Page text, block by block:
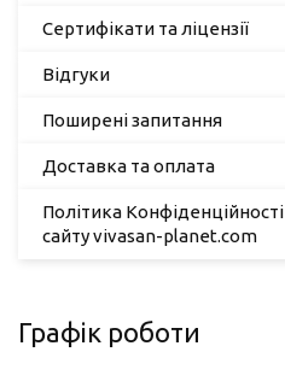
Сертифікати та ліцензії
Відгуки
Поширені запитання
Доставка та оплата
Політика Конфіденційності
сайту vivasan-planet.com
Графік роботи